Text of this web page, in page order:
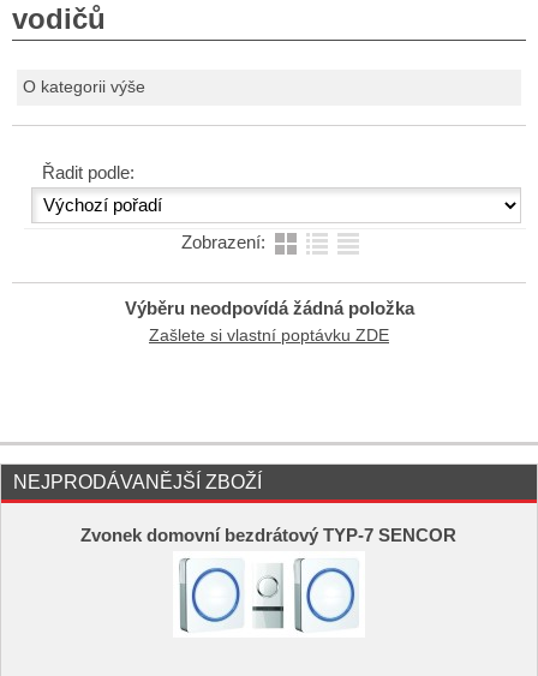
vodičů
O kategorii výše
Řadit podle:
Zobrazení:
Výběru neodpovídá žádná položka
Zašlete si vlastní poptávku ZDE
NEJPRODÁVANĚJŠÍ ZBOŽÍ
Zvonek domovní bezdrátový TYP-7 SENCOR